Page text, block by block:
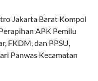
Jakarta Barat Kompol
APK Pemilu
FKDM, dan PPSU,
Panwas Kecamatan